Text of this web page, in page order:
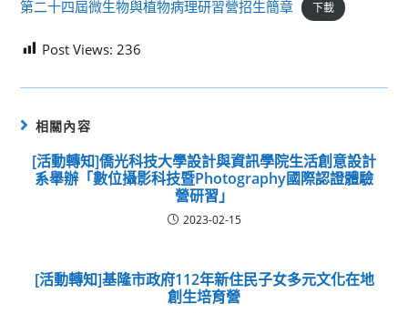
第二十四屆微生物與植物病理研習營招生簡章 下載
Post Views: 236
相關內容
[活動轉知]僑光科技大學設計與資訊學院生活創意設計
系舉辦「數位攝影科技暨Photography國際認證體驗
營研習」
2023-02-15
[活動轉知]基隆市政府112年新住民子女多元文化在地
創生培育營